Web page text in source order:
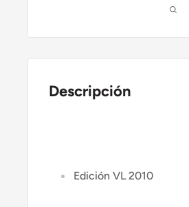
Descripción
Edición VL 2010